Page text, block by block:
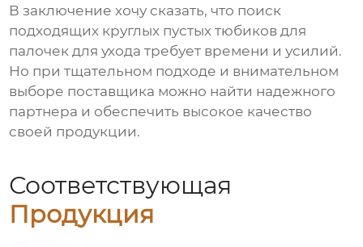
В заключение хочу сказать, что поиск
подходящих круглых пустых тюбиков для
палочек для ухода требует времени и усилий.
Но при тщательном подходе и внимательном
выборе поставщика можно найти надежного
партнера и обеспечить высокое качество
своей продукции.
Соответствующая
Продукция